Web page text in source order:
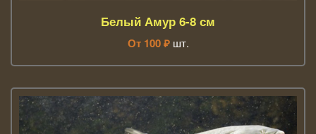
Белый Амур 6-8 см
От 100 ₽ шт.